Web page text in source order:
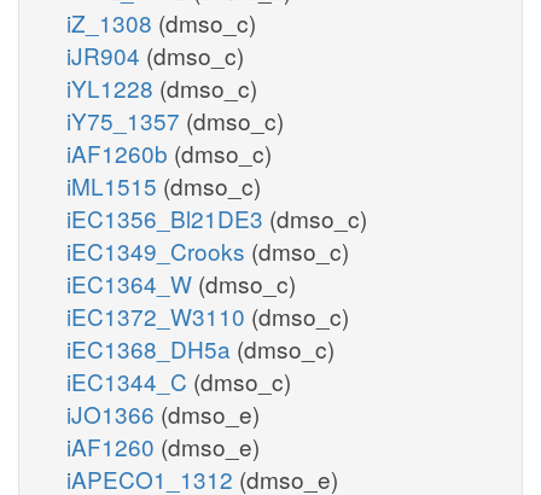
iZ_1308 (dmso_c)
iJR904 (dmso_c)
iYL1228 (dmso_c)
iY75_1357 (dmso_c)
iAF1260b (dmso_c)
iML1515 (dmso_c)
iEC1356_Bl21DE3 (dmso_c)
iEC1349_Crooks (dmso_c)
iEC1364_W (dmso_c)
iEC1372_W3110 (dmso_c)
iEC1368_DH5a (dmso_c)
iEC1344_C (dmso_c)
iJO1366 (dmso_e)
iAF1260 (dmso_e)
iAPECO1_1312 (dmso_e)